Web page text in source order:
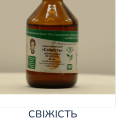
СВІЖІСТЬ